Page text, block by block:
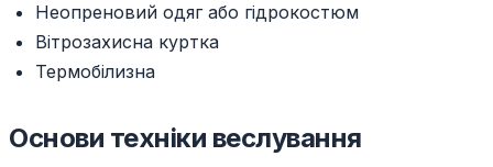
Неопреновий одяг або гідрокостюм
Вітрозахисна куртка
Термобілизна
Основи техніки веслування